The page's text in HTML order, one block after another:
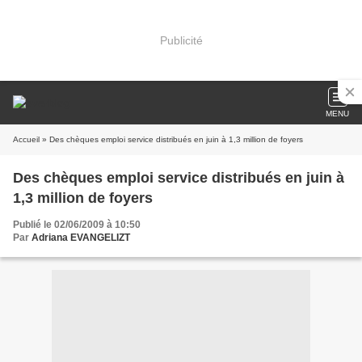
Publicité
MENU
Accueil » Des chèques emploi service distribués en juin à 1,3 million de foyers
Des chèques emploi service distribués en juin à
1,3 million de foyers
Publié le 02/06/2009 à 10:50
Par Adriana EVANGELIZT